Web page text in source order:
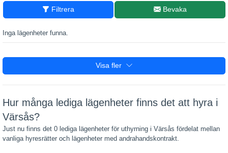
Filtrera Bevaka
Inga lägenheter funna.
Visa fler
Hur många lediga lägenheter finns det att hyra i
Värsås?
Just nu finns det 0 lediga lägenheter för uthyrning i Värsås fördelat mellan
vanliga hyresrätter och lägenheter med andrahandskontrakt.